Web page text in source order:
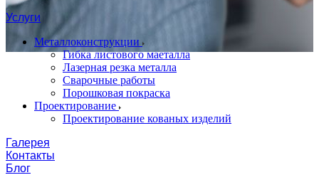
Услуги
Металлоконструкции
Гибка листового маеталла
Лазерная резка металла
Сварочные работы
Порошковая покраска
Проектирование
Проектирование кованых изделий
Галерея
Контакты
Блог